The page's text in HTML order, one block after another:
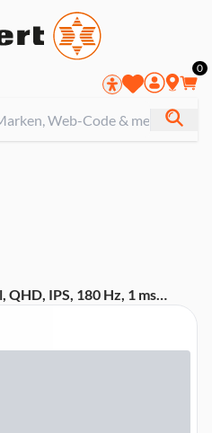
0
IPS, 180 Hz, 1 ms
HDMI, neigbar, Adaptive